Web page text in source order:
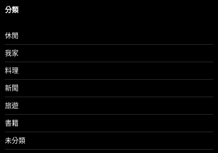
分類
休閒
我家
料理
新聞
旅遊
書籍
未分類